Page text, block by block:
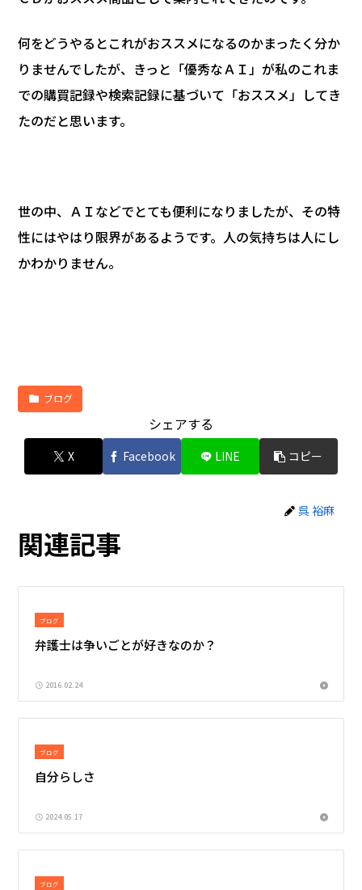
何をどうやるとこれがおススメになるのかまったく分か
りませんでしたが、きっと「優秀なＡＩ」が私のこれま
での購買記録や検索記録に基づいて「おススメ」してき
たのだと思います。
世の中、ＡＩなどでとても便利になりましたが、その特
性にはやはり限界があるようです。人の気持ちは人にし
かわかりません。
ブログ
シェアする
X Facebook LINE コピー
呉 裕麻
関連記事
ブログ
弁護士は争いごとが好きなのか？
2016.02.24
ブログ
自分らしさ
2024.05.17
ブログ